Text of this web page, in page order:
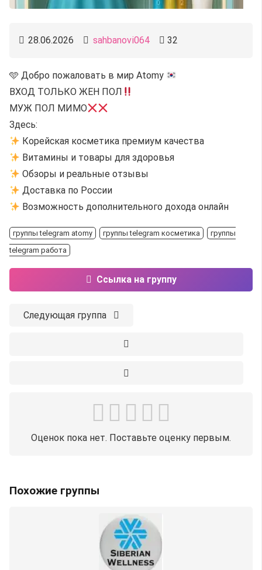
28.06.2026 sahbanovi064 32
🩵 Добро пожаловать в мир Atomy
ВХОД ТОЛЬКО ЖЕН ПОЛ
МУЖ ПОЛ МИМО
Здесь:
Корейская косметика премиум качества
Витамины и товары для здоровья
Обзоры и реальные отзывы
Доставка по России
Возможность дополнительного дохода онлайн
группы telegram atomy группы telegram косметика
группы
telegram работа
Ссылка на группу
Следующая группа
Оценок пока нет. Поставьте оценку первым.
Похожие группы